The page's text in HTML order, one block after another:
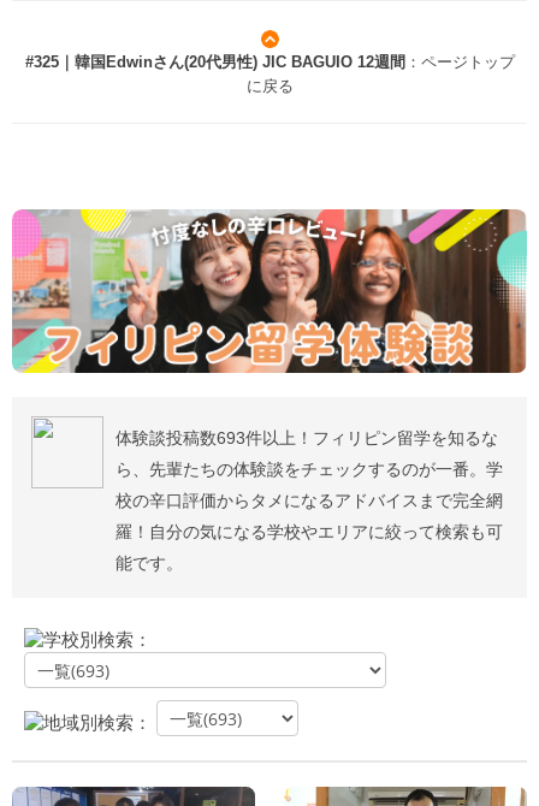
#325｜韓国Edwinさん(20代男性) JIC BAGUIO 12週間 ：ページトップ
に戻る
体験談投稿数693件以上！フィリピン留学を知るな
ら、先輩たちの体験談をチェックするのが一番。学
校の辛口評価からタメになるアドバイスまで完全網
羅！自分の気になる学校やエリアに絞って検索も可
能です。
学校別検索：
地域別検索：